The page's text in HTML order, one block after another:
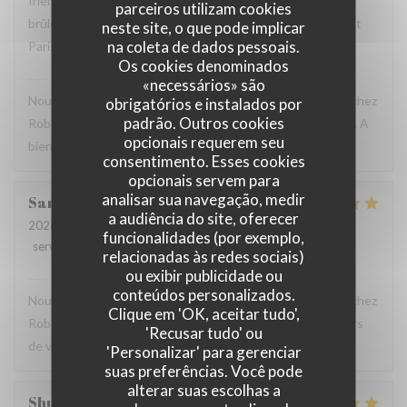
parceiros utilizam cookies
neste site, o que pode implicar
na coleta de dados pessoais.
Os cookies denominados
«necessários» são
obrigatórios e instalados por
padrão. Outros cookies
opcionais requerem seu
consentimento. Esses cookies
opcionais servem para
analisar sua navegação, medir
a audiência do site, oferecer
funcionalidades (por exemplo,
relacionadas às redes sociais)
ou exibir publicidade ou
conteúdos personalizados.
Clique em 'OK, aceitar tudo',
'Recusar tudo' ou
'Personalizar' para gerenciar
suas preferências. Você pode
alterar suas escolhas a
brûlée. We will definitely return here the next time we visit
Paris.
Robert et Louisehas responded to the review
Nous sommes ravis que vous ayez passé un bon moment chez
Robert et Louise, Et vous remercions pour votre message. A
bientôt ?
Sam
2026-07-17
- 17:45 - guests 2
service
ambience: 5/5 menu : 5/5 quality_price
Robert et Louisehas responded to the review
Nous sommes ravis que vous ayez passé un bon moment chez
Robert et Louise, que nous serons heureux de rééditer lors
de votre prochain passage.
Shunkuei